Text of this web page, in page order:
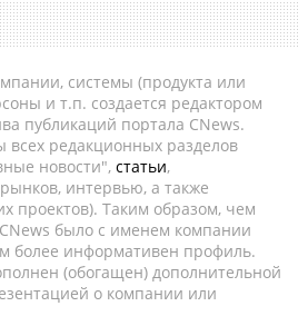
системы (продукта или
и т.п. создается редактором
публикаций портала CNews.
всех редакционных разделов
новости", статьи,
интервью, а также
проектов). Таким образом, чем
было с именем компании
более информативен профиль.
(обогащен) дополнительной
о компании или